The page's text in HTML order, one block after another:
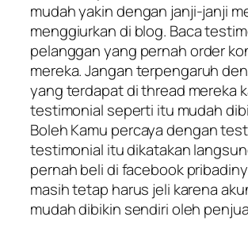
mudah yakin dengan janji-janji
menggiurkan di blog. Baca
pelanggan yang pernah order
mereka. Jangan terpengaruh
yang terdapat di thread mereka
testimonial seperti itu mudah
Boleh Kamu percaya dengan
testimonial itu dikatakan
pernah beli di facebook
masih tetap harus jeli karena
mudah dibikin sendiri oleh